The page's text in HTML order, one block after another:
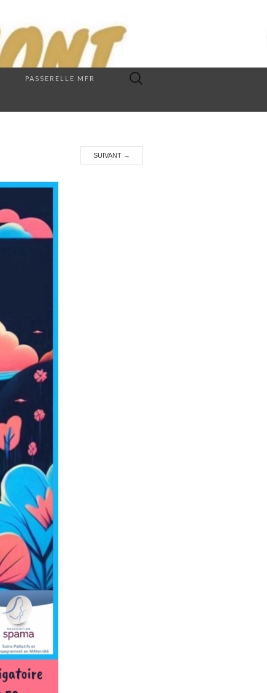
PASSERELLE MFR Rechercher :
SUIVANT →